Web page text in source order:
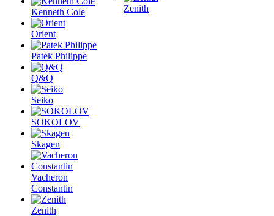
Kenneth Cole
Orient
Patek Philippe
Q&Q
Seiko
SOKOLOV
Skagen
Vacheron
Constantin
Zenith
Zenith